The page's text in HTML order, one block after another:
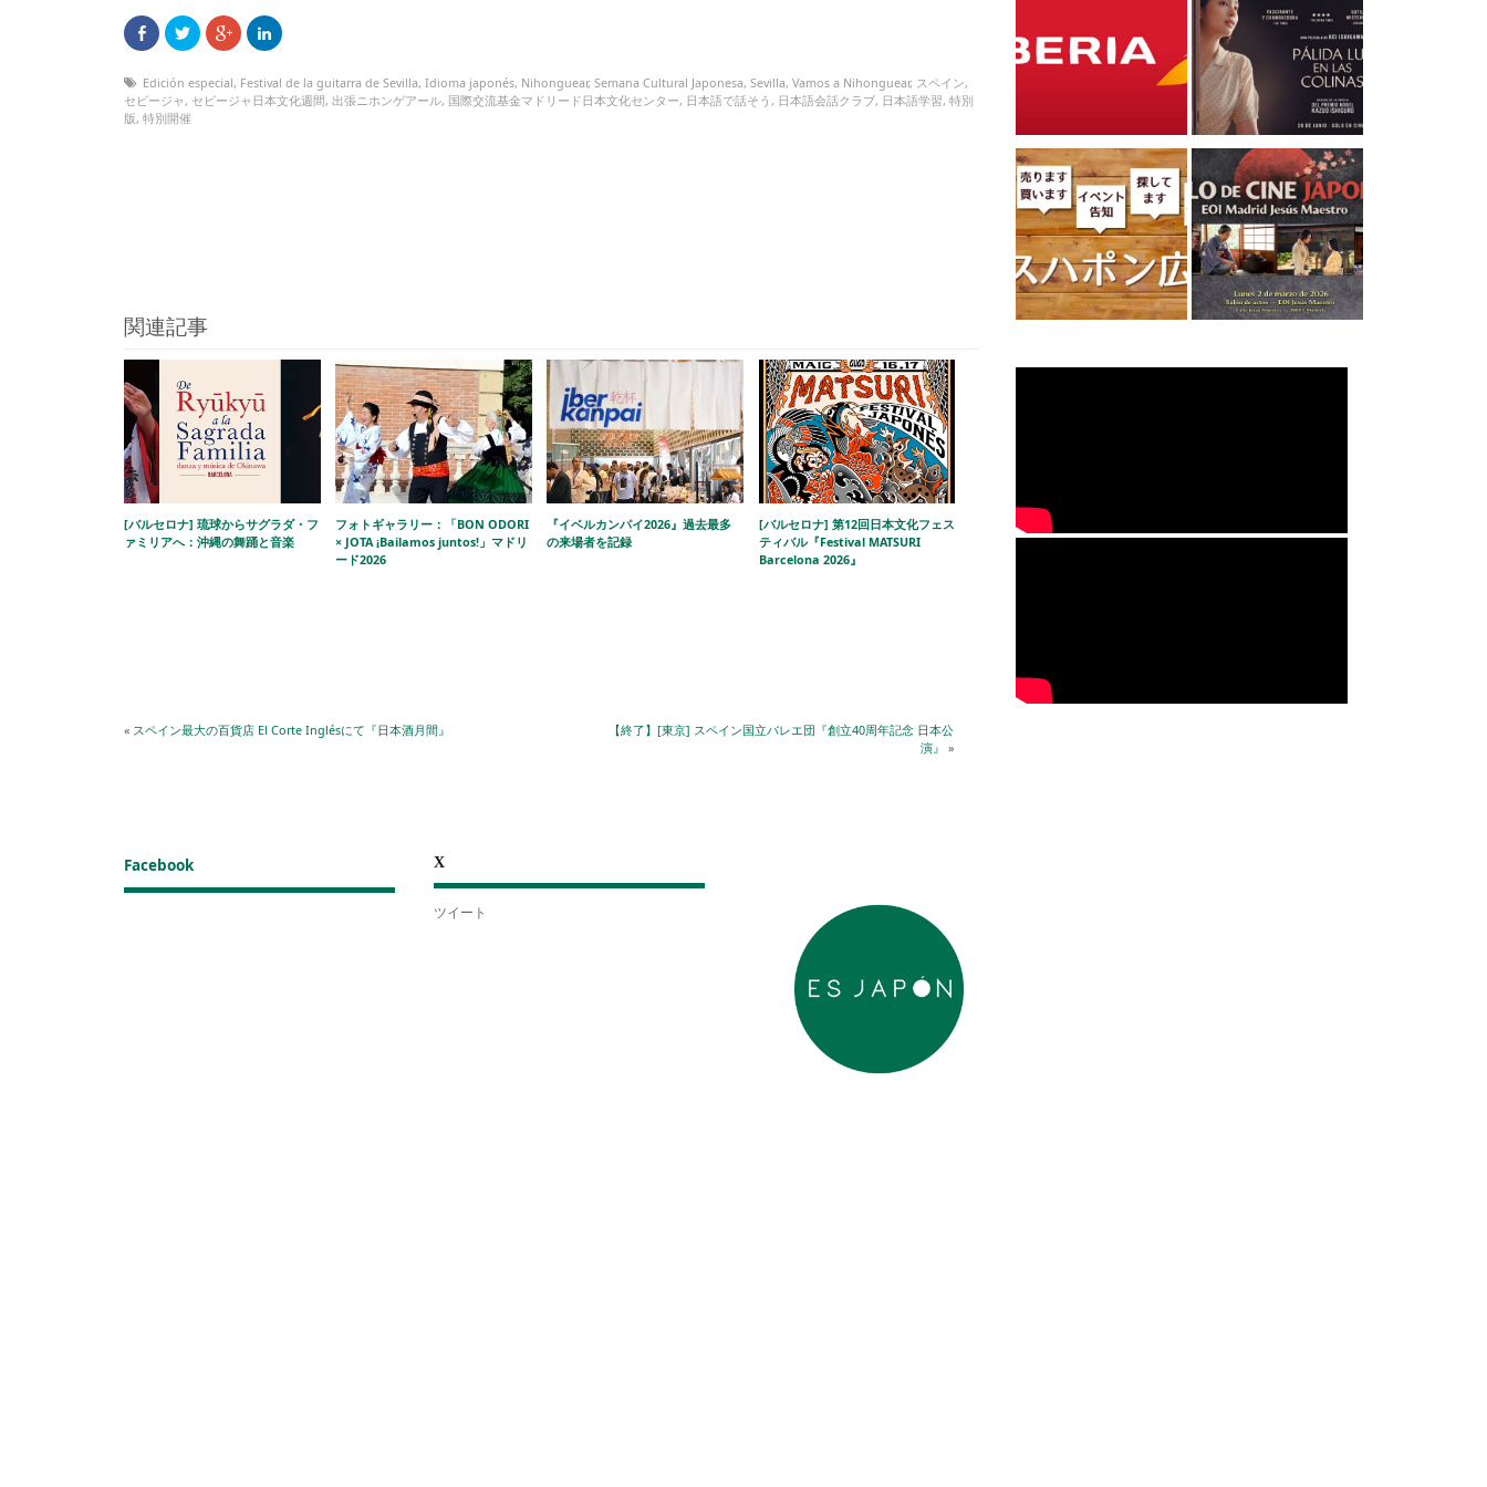
Edición especial, Festival de la guitarra de Sevilla, Idioma japonés, Nihonguear, Semana Cultural Japonesa, Sevilla, Vamos a Nihonguear, スペイン,
セビージャ, セビージャ日本文化週間, 出張ニホンゲアール, 国際交流基金マドリード日本文化センター, 日本語で話そう , 日本語会話クラブ, 日本語学習, 特別
版, 特別開催
関連記事
[バルセロナ] 琉球からサグラダ・フ
ァミリアへ：沖縄の舞踊と音楽
フォトギャラリー：「BON ODORI
× JOTA ¡Bailamos juntos!」マドリ
ード2026
『イベルカンパイ2026』過去最多
の来場者を記録
[バルセロナ] 第12回日本文化フェス
ティバル『Festival MATSURI
Barcelona 2026』
« スペイン最大の百貨店 El Corte Inglésにて『日本酒月間』
【終了】[東京] スペイン国立バレエ団『創立40周年記念 日本公
演』 »
Facebook X
ツイート